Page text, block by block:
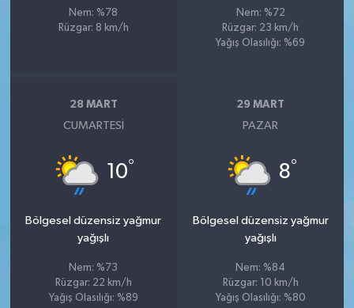
Nem: %78
Rüzgar: 8 km/h
Nem: %72
Rüzgar: 23 km/h
Yağış Olasılığı: %69
28 MART
CUMARTESI
10°
Bölgesel düzensiz yağmur
yağışlı
Nem: %73
Rüzgar: 22 km/h
Yağış Olasılığı: %89
29 MART
PAZAR
8°
Bölgesel düzensiz yağmur
yağışlı
Nem: %84
Rüzgar: 10 km/h
Yağış Olasılığı: %80